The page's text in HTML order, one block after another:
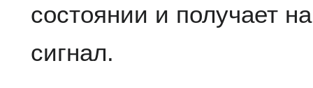
состоянии и получает
сигнал.